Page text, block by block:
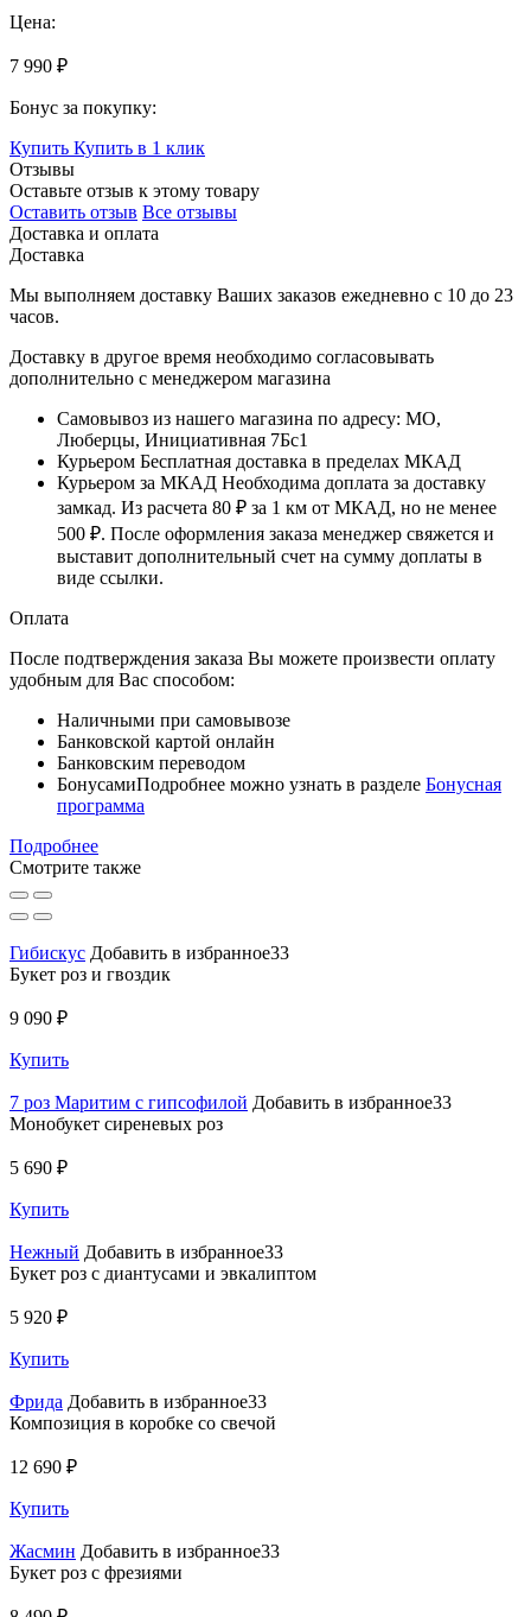
Цена:
7 990 ₽
Бонус за покупку:
Купить Купить в 1 клик
Отзывы
Оставьте отзыв к этому товару
Оставить отзыв Все отзывы
Доставка и оплата
Доставка
Мы выполняем доставку Ваших заказов ежедневно с 10 до 23
часов.
Доставку в другое время необходимо согласовывать
дополнительно с менеджером магазина
Самовывоз из нашего магазина по адресу: МО,
Люберцы, Инициативная 7Бс1
Курьером Бесплатная доставка в пределах МКАД
Курьером за МКАД Необходима доплата за доставку
замкад. Из расчета 80 ₽ за 1 км от МКАД, но не менее
500 ₽. После оформления заказа менеджер свяжется и
выставит дополнительный счет на сумму доплаты в
виде ссылки.
Оплата
После подтверждения заказа Вы можете произвести оплату
удобным для Вас способом:
Наличными при самовывозе
Банковской картой онлайн
Банковским переводом
БонусамиПодробнее можно узнать в разделе Бонусная
программа
Подробнее
Смотрите также
Гибискус Добавить в избранное33
Букет роз и гвоздик
9 090 ₽
Купить
7 роз Маритим с гипсофилой Добавить в избранное33
Монобукет сиреневых роз
5 690 ₽
Купить
Нежный Добавить в избранное33
Букет роз с диантусами и эвкалиптом
5 920 ₽
Купить
Фрида Добавить в избранное33
Композиция в коробке со свечой
12 690 ₽
Купить
Жасмин Добавить в избранное33
Букет роз с фрезиями